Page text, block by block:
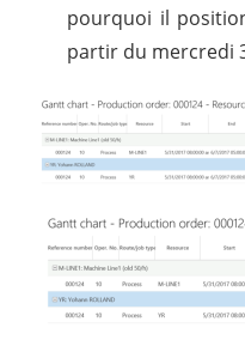
pourquoi il
partir du mercredi